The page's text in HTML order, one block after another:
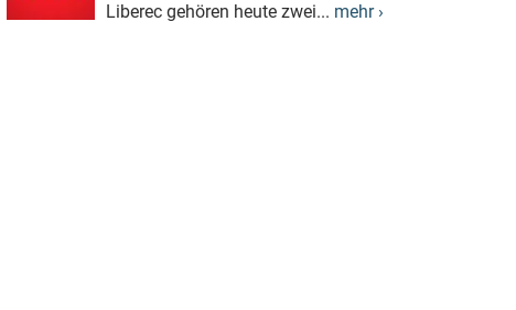
Liberec gehören heute zwei... mehr ›